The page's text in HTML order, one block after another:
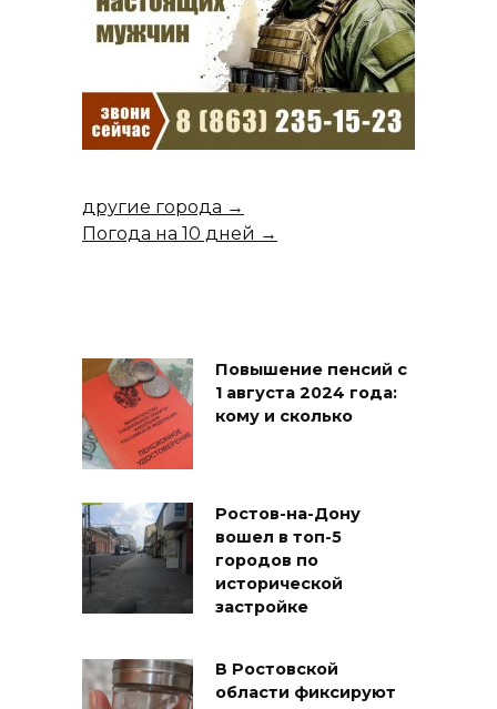
другие города →
Погода на 10 дней →
Повышение пенсий с
1 августа 2024 года:
кому и сколько
Ростов-на-Дону
вошел в топ-5
городов по
исторической
застройке
В Ростовской
области фиксируют